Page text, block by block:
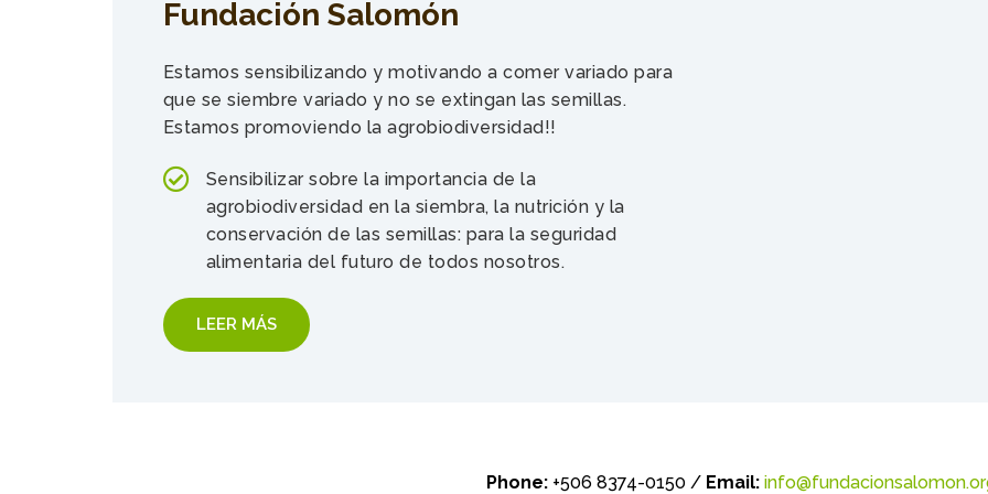
Fundación Salomón
Estamos sensibilizando y motivando a comer variado para
que se siembre variado y no se extingan las semillas.
Estamos promoviendo la agrobiodiversidad!!
Sensibilizar sobre la importancia de la
agrobiodiversidad en la siembra, la nutrición y la
conservación de las semillas: para la seguridad
alimentaria del futuro de todos nosotros.
LEER MÁS
Phone:+506 8374-0150 / Email: